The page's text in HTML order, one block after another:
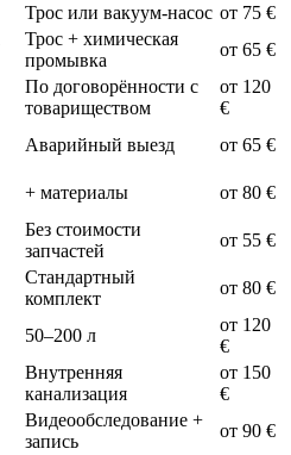
Трос или вакуум-насос от 75 €
Трос + химическая
промывка
от 65 €
По договорённости с
товариществом
от 120
€
Аварийный выезд
от 65 €
+ материалы
от 80 €
Без стоимости
запчастей
от 55 €
Стандартный
комплект
от 80 €
50–200 л
от 120
€
Внутренняя
канализация
от 150
€
Видеообследование +
запись
от 90 €